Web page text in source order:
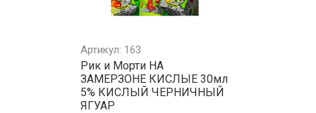
Артикул: 163
Рик и Морти НА
ЗАМЕРЗОНЕ КИСЛЫЕ 30мл
5% КИСЛЫЙ ЧЕРНИЧНЫЙ
ЯГУАР